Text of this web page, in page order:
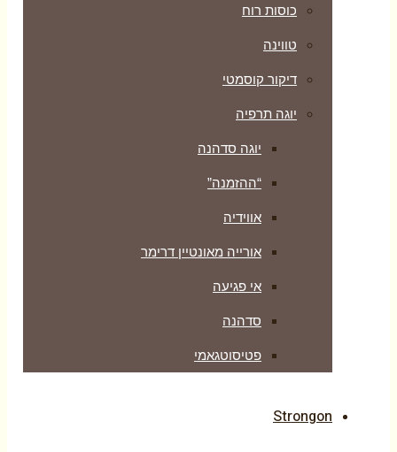
כוסות רוח
טווינה
דיקור קוסמטי
יוגה תרפיה
יוגה סדהנה
“ההזמנה”
אווידיה
אורייה מאונטיין דרימר
אי פגיעה
סדהנה
פטיסוטגאמי
Strongon